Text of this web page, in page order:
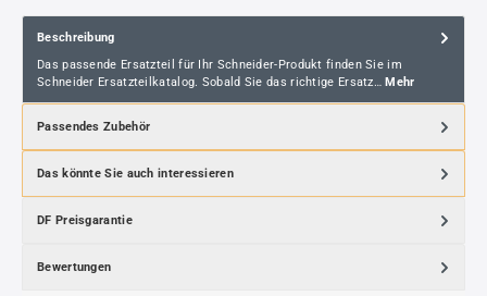
Beschreibung
Das passende Ersatzteil für Ihr Schneider-Produkt finden Sie im
Schneider Ersatzteilkatalog. Sobald Sie das richtige Ersatz… Mehr
Passendes Zubehör
Das könnte Sie auch interessieren
DF Preisgarantie
Bewertungen